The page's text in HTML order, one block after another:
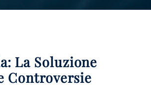
La Soluzione
Controversie